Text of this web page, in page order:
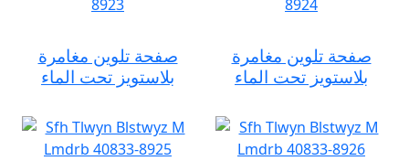
صفحة تلوين مغامرة
بلاستويز تحت الماء
صفحة تلوين مغامرة
بلاستويز تحت الماء